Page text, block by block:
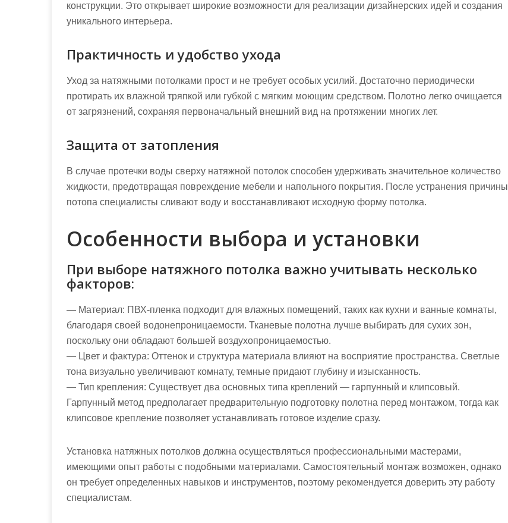
конструкции. Это открывает широкие возможности для реализации дизайнерских идей и создания
уникального интерьера.
Практичность и удобство ухода
Уход за натяжными потолками прост и не требует особых усилий. Достаточно периодически
протирать их влажной тряпкой или губкой с мягким моющим средством. Полотно легко очищается
от загрязнений, сохраняя первоначальный внешний вид на протяжении многих лет.
Защита от затопления
В случае протечки воды сверху натяжной потолок способен удерживать значительное количество
жидкости, предотвращая повреждение мебели и напольного покрытия. После устранения причины
потопа специалисты сливают воду и восстанавливают исходную форму потолка.
Особенности выбора и установки
При выборе натяжного потолка важно учитывать несколько
факторов:
— Материал: ПВХ-пленка подходит для влажных помещений, таких как кухни и ванные комнаты,
благодаря своей водонепроницаемости. Тканевые полотна лучше выбирать для сухих зон,
поскольку они обладают большей воздухопроницаемостью.
— Цвет и фактура: Оттенок и структура материала влияют на восприятие пространства. Светлые
тона визуально увеличивают комнату, темные придают глубину и изысканность.
— Тип крепления: Существует два основных типа креплений — гарпунный и клипсовый.
Гарпунный метод предполагает предварительную подготовку полотна перед монтажом, тогда как
клипсовое крепление позволяет устанавливать готовое изделие сразу.
Установка натяжных потолков должна осуществляться профессиональными мастерами,
имеющими опыт работы с подобными материалами. Самостоятельный монтаж возможен, однако
он требует определенных навыков и инструментов, поэтому рекомендуется доверить эту работу
специалистам.